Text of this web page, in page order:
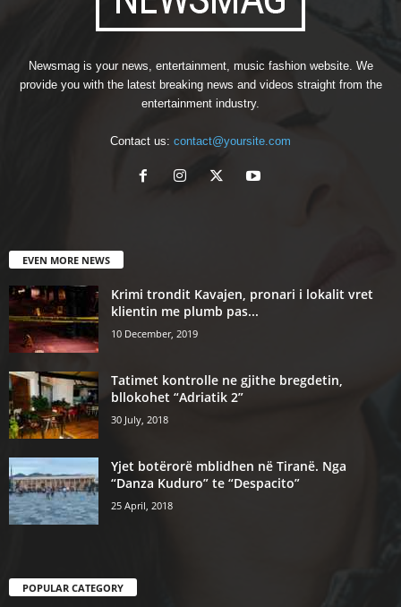
Newsmag is your news, entertainment, music fashion website. We
provide you with the latest breaking news and videos straight from the
entertainment industry.
Contact us: contact@yoursite.com
EVEN MORE NEWS
Krimi trondit Kavajen, pronari i lokalit vret
klientin me plumb pas...
10 December, 2019
Tatimet kontrolle ne gjithe bregdetin,
bllokohet “Adriatik 2”
30 July, 2018
Yjet botërorë mblidhen në Tiranë. Nga
“Danza Kuduro” te “Despacito”
25 April, 2018
POPULAR CATEGORY